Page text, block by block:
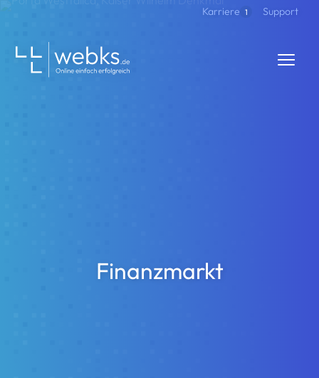
Karriere 1 Support
webks: websolutions kept simple
Finanzmarkt